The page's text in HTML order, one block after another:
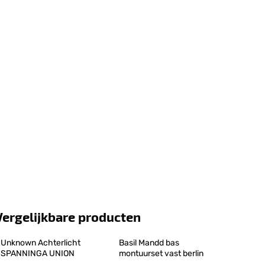
producten
Unknown Achterlicht
SPANNINGA UNION
Basil Mandd bas
montuurset vast berlin